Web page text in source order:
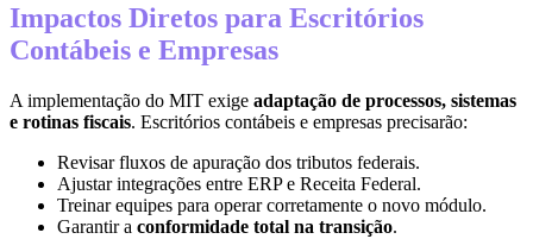
Impactos Diretos para Escritórios
Contábeis e Empresas
A implementação do MIT exige adaptação de processos, sistemas
e rotinas fiscais. Escritórios contábeis e empresas precisarão:
Revisar fluxos de apuração dos tributos federais.
Ajustar integrações entre ERP e Receita Federal.
Treinar equipes para operar corretamente o novo módulo.
Garantir a conformidade total na transição.